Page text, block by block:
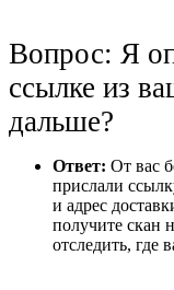
Вопрос: Я
ссылке из
дальше?
Ответ: От вас
прислали
и адрес
получите скан
отследить, где